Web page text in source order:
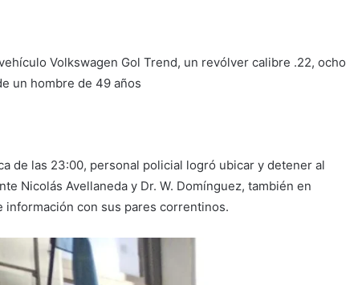
Volkswagen Gol Trend, un revólver calibre .22, ocho
un hombre de 49 años
de las 23:00, personal policial logró ubicar y detener al
Nicolás Avellaneda y Dr. W. Domínguez, también en
con sus pares correntinos.